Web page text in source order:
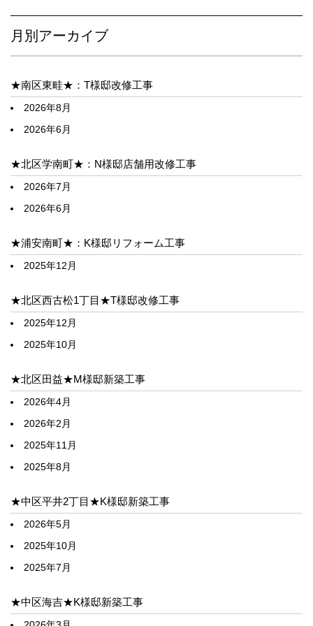
月別アーカイブ
★南区東畦★：T様邸改修工事
2026年8月
2026年6月
★北区学南町★：N様邸店舗用改修工事
2026年7月
2026年6月
★浦安南町★：K様邸リフォーム工事
2025年12月
★北区西古松1丁目★T様邸改修工事
2025年12月
2025年10月
★北区田益★M様邸新築工事
2026年4月
2026年2月
2025年11月
2025年8月
★中区平井2丁目★K様邸新築工事
2026年5月
2025年10月
2025年7月
★中区海吉★K様邸新築工事